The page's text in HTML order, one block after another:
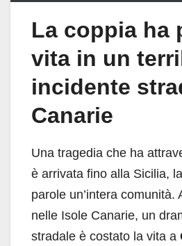
La coppia ha
vita in un
incidente
Canarie
Una tragedia che ha
è arrivata fino alla Sicilia,
parole un’intera comunità.
nelle Isole Canarie, un
stradale è costato la vita a